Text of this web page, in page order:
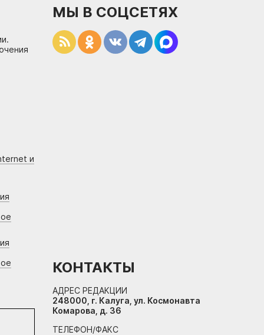
и
МЫ В СОЦСЕТЯХ
КОНТАКТЫ
АДРЕС РЕДАКЦИИ
248000, г. Калуга, ул. Космонавта
Комарова, д. 36
ТЕЛЕФОН/ФАКС